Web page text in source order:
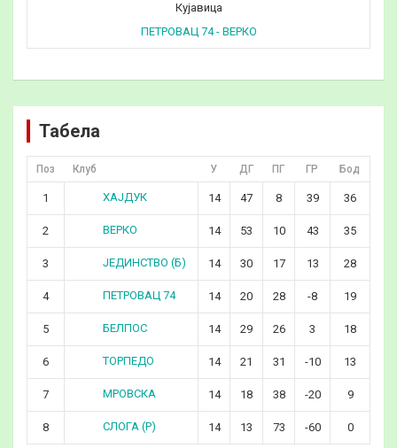
Кујавица
ПЕТРОВАЦ 74 - ВЕРКО
Табела
Поз Клуб У ДГ ПГ ГР Бод
1 ХАЈДУК 14 47 8 39 36
2 ВЕРКО 14 53 10 43 35
3 ЈЕДИНСТВО (Б) 14 30 17 13 28
4 ПЕТРОВАЦ 74 14 20 28 -8 19
5 БЕЛПОС 14 29 26 3 18
6 ТОРПЕДО 14 21 31 -10 13
7 МРОВСКА 14 18 38 -20 9
8 СЛОГА (Р) 14 13 73 -60 0